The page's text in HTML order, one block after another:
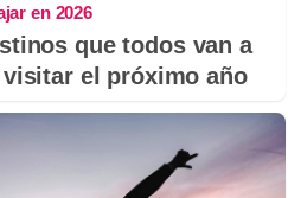
en 2026
que todos van a
el próximo año